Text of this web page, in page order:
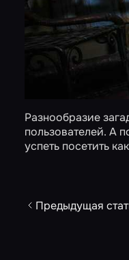
Разнообразие
пользователей. А
успеть посетить
Предыдущая